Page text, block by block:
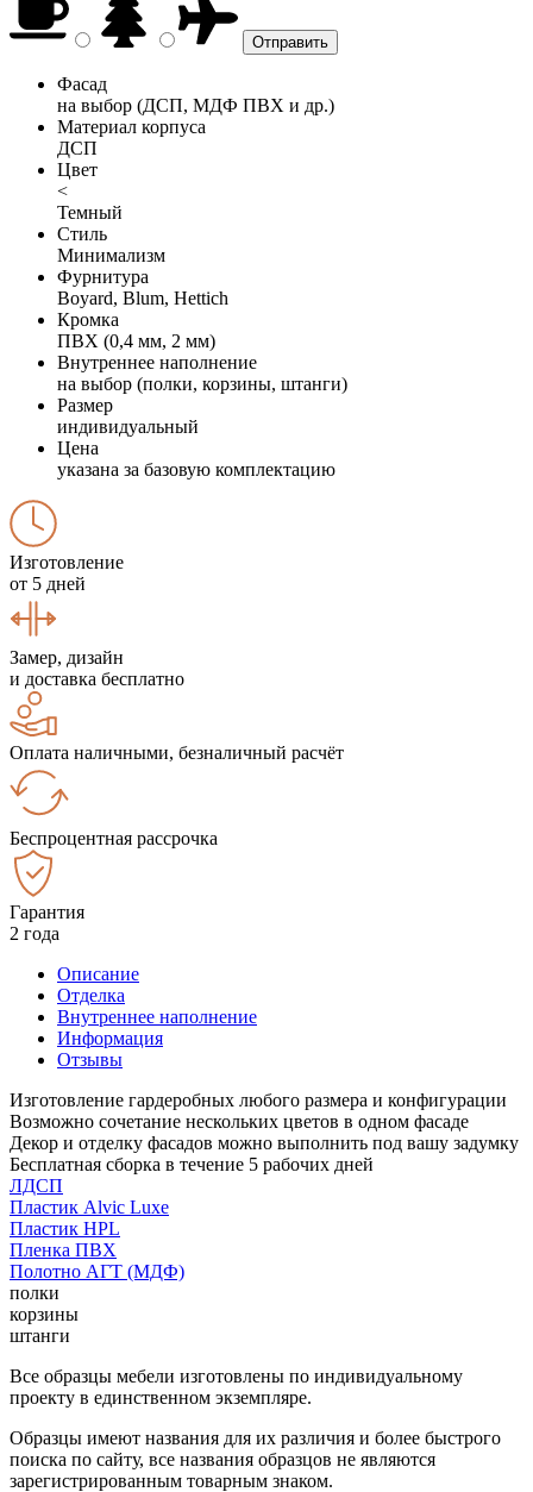
Фасад
на выбор (ДСП, МДФ ПВХ и др.)
Материал корпуса
ДСП
Цвет
<
Темный
Стиль
Минимализм
Фурнитура
Boyard, Blum, Hettich
Кромка
ПВХ (0,4 мм, 2 мм)
Внутреннее наполнение
на выбор (полки, корзины, штанги)
Размер
индивидуальный
Цена
указана за базовую комплектацию
Изготовление
от 5 дней
Замер, дизайн
и доставка бесплатно
Оплата наличными, безналичный расчёт
Беспроцентная рассрочка
Гарантия
2 года
Описание
Отделка
Внутреннее наполнение
Информация
Отзывы
Изготовление гардеробных любого размера и конфигурации
Возможно сочетание нескольких цветов в одном фасаде
Декор и отделку фасадов можно выполнить под вашу задумку
Бесплатная сборка в течение 5 рабочих дней
ЛДСП
Пластик Alvic Luxe
Пластик HPL
Пленка ПВХ
Полотно АГТ (МДФ)
полки
корзины
штанги
Все образцы мебели изготовлены по индивидуальному
проекту в единственном экземпляре.
Образцы имеют названия для их различия и более быстрого
поиска по сайту, все названия образцов не являются
зарегистрированным товарным знаком.